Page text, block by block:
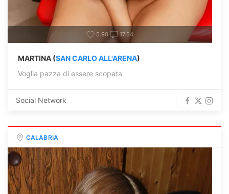
5.90 17.54
MARTINA (SAN CARLO ALL'ARENA)
Voglia pazza di essere scopata
Social Network
CALABRIA